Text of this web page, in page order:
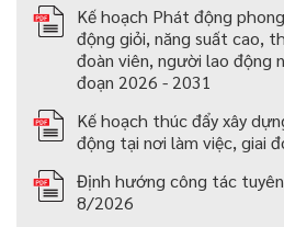
Kế hoạch Phát động
động giỏi, năng suất cao,
đoàn viên, người lao động
đoạn 2026 - 2031
Kế hoạch thúc đẩy xây
động tại nơi làm việc, giai
Định hướng công tác
8/2026